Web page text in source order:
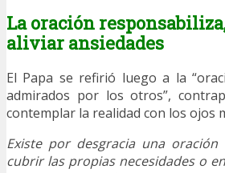
La oración
aliviar ansiedades
El Papa se refirió luego a la
admirados por los otros”,
contemplar la realidad con los ojos
Existe por desgracia una
cubrir las propias necesidades o